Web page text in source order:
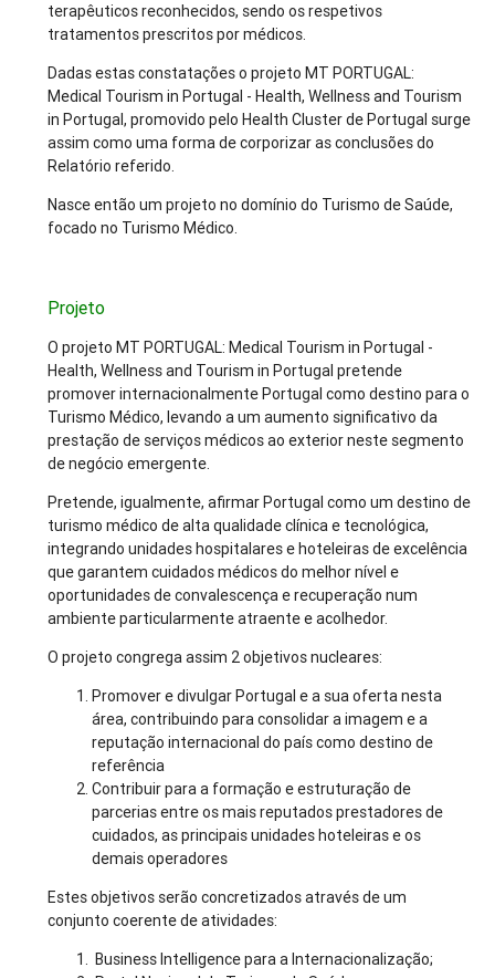
terapêuticos reconhecidos, sendo os respetivos
tratamentos prescritos por médicos.
Dadas estas constatações o projeto MT PORTUGAL:
Medical Tourism in Portugal - Health, Wellness and Tourism
in Portugal, promovido pelo Health Cluster de Portugal surge
assim como uma forma de corporizar as conclusões do
Relatório referido.
Nasce então um projeto no domínio do Turismo de Saúde,
focado no Turismo Médico.
Projeto
O projeto MT PORTUGAL: Medical Tourism in Portugal -
Health, Wellness and Tourism in Portugal pretende
promover internacionalmente Portugal como destino para o
Turismo Médico, levando a um aumento significativo da
prestação de serviços médicos ao exterior neste segmento
de negócio emergente.
Pretende, igualmente, afirmar Portugal como um destino de
turismo médico de alta qualidade clínica e tecnológica,
integrando unidades hospitalares e hoteleiras de excelência
que garantem cuidados médicos do melhor nível e
oportunidades de convalescença e recuperação num
ambiente particularmente atraente e acolhedor.
O projeto congrega assim 2 objetivos nucleares:
Promover e divulgar Portugal e a sua oferta nesta
área, contribuindo para consolidar a imagem e a
reputação internacional do país como destino de
referência
Contribuir para a formação e estruturação de
parcerias entre os mais reputados prestadores de
cuidados, as principais unidades hoteleiras e os
demais operadores
Estes objetivos serão concretizados através de um
conjunto coerente de atividades:
Business Intelligence para a Internacionalização;